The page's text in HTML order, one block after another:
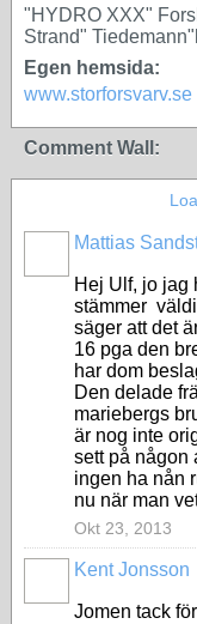
"HYDRO XXX"
Strand"
Egen hemsida:
www.storforsvarv.se
Comment Wall:
Mattias
Hej Ulf, jo jag
stämmer
säger att det
16 pga den
har dom
Den delade
mariebergs
är nog inte
sett på någon
ingen ha nån
nu när man
Okt 23, 2013
Kent Jonsson
Jomen tack